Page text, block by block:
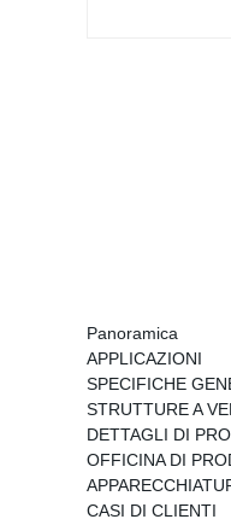
Panoramica
APPLICAZIONI
SPECIFICHE
STRUTTURE A
DETTAGLI DI
OFFICINA DI
CASI DI CLIENTI